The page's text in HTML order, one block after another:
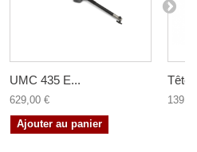
UMC 435 E...
629,00 €
Ajouter au panier